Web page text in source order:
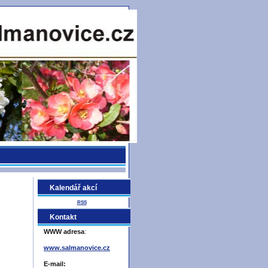
Kalendář akcí
RSS
Kontakt
WWW adresa:
www.salmanovice.cz
E-mail: